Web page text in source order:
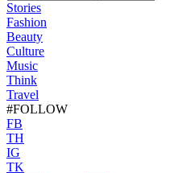
Stories
Fashion
Beauty
Culture
Music
Think
Travel
#FOLLOW
FB
TH
IG
TK